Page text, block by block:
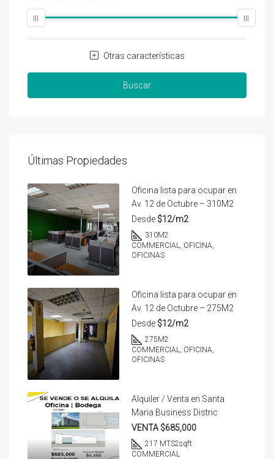
Otras características
Buscar
Últimas Propiedades
Oficina lista para ocupar en
Av. 12 de Octubre – 310M2
Desde $12/m2
310M2
COMMERCIAL, OFICINA,
OFICINAS
Oficina lista para ocupar en
Av. 12 de Octubre – 275M2
Desde $12/m2
275M2
COMMERCIAL, OFICINA,
OFICINAS
Alquiler / Venta en Santa
Maria Business Distric
VENTA $685,000
217 MTS2sqft
COMMERCIAL